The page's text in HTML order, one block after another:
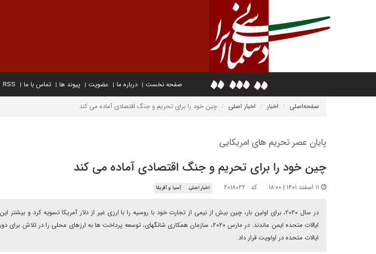
صفحه نخست درباره ما عضویت پیوند ها تماس با ما RSS
صفحه‌اصلی اخبار اخبار اصلی چین خود را برای تحریم و جنگ اقتصادی آماده می کند
پایان عصر تحریم های امریکایی
چین خود را برای تحریم و جنگ اقتصادی آماده می کند
کد : ۲۰۱۸۰۲۲ اخبار اصلی آسیا و آفریقا
در سال ۲۰۲۰، برای اولین بار، چین بیش از نیمی از تجارت خود با روسیه را با ارزی غیر از دلار آمریکا تسویه کرد و
ایالات متحده ایمن ماندند. در مارس ۲۰۲۰، سازمان همکاری شانگهای، توسعه پرداخت ها به ارزهای محلی را در
ایالات متحده در اولویت قرار داد.